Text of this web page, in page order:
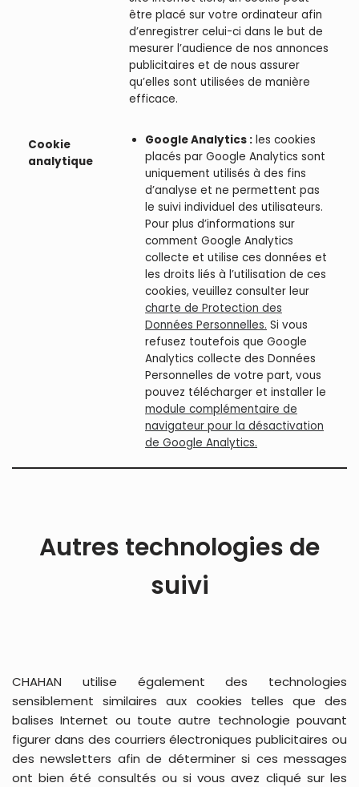
Cookie
analytique
être placé sur votre ordinateur afin
d’enregistrer celui-ci dans le but de
mesurer l’audience de nos annonces
publicitaires et de nous assurer
qu’elles sont utilisées de manière
efficace.
Google Analytics : les cookies
placés par Google Analytics sont
uniquement utilisés à des fins
d’analyse et ne permettent pas
le suivi individuel des utilisateurs.
Pour plus d’informations sur
comment Google Analytics
collecte et utilise ces données et
les droits liés à l’utilisation de ces
cookies, veuillez consulter leur
charte de Protection des
Données Personnelles. Si vous
refusez toutefois que Google
Analytics collecte des Données
Personnelles de votre part, vous
pouvez télécharger et installer le
module complémentaire de
navigateur pour la désactivation
de Google Analytics.
Autres technologies de
suivi
CHAHAN utilise également des technologies
sensiblement similaires aux cookies telles que des
balises Internet ou toute autre technologie pouvant
figurer dans des courriers électroniques publicitaires ou
des newsletters afin de déterminer si ces messages
ont bien été consultés ou si vous avez cliqué sur les